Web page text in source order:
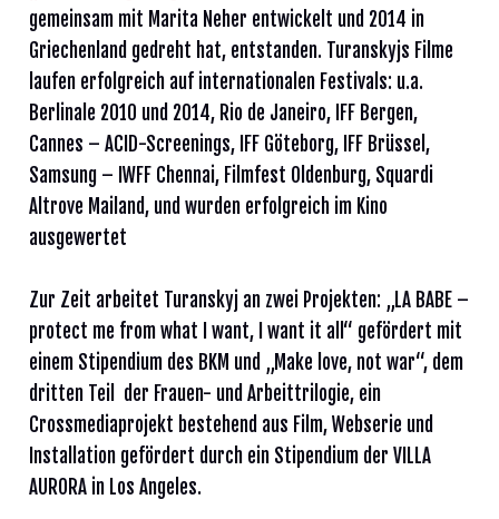
gemeinsam mit Marita Neher entwickelt und 2014 in
Griechenland gedreht hat, entstanden. Turanskyjs Filme
laufen erfolgreich auf internationalen Festivals: u.a.
Berlinale 2010 und 2014, Rio de Janeiro, IFF Bergen,
Cannes – ACID-Screenings, IFF Göteborg, IFF Brüssel,
Samsung – IWFF Chennai, Filmfest Oldenburg, Squardi
Altrove Mailand, und wurden erfolgreich im Kino
ausgewertet
Zur Zeit arbeitet Turanskyj an zwei Projekten: „LA BABE –
protect me from what I want, I want it all“ gefördert mit
einem Stipendium des BKM und „Make love, not war“, dem
dritten Teil der Frauen- und Arbeittrilogie, ein
Crossmediaprojekt bestehend aus Film, Webserie und
Installation gefördert durch ein Stipendium der VILLA
AURORA in Los Angeles.